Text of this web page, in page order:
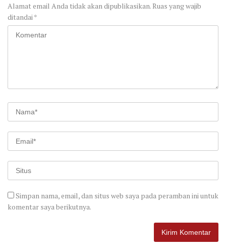
Alamat email Anda tidak akan dipublikasikan.Ruas yang wajib
ditandai *
Simpan nama, email, dan situs web saya pada peramban ini untuk
komentar saya berikutnya.